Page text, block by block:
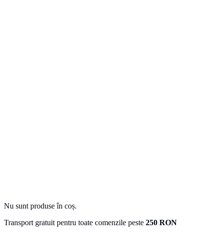
Nu sunt produse în coș.
Transport gratuit pentru toate comenzile peste 250 RON